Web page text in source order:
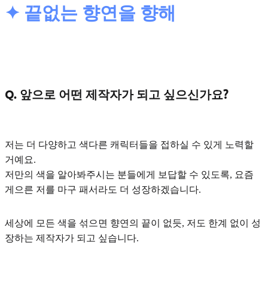
✦ 끝없는 향연을 향해
Q. 앞으로 어떤 제작자가 되고 싶으신가요?
저는 더 다양하고 색다른 캐릭터 들을 접하실 수 있게 노력할
거예요.
저만의 색을 알아봐주시는 분들에게 보답할 수 있도록, 요즘
게으른 저를 마구 패서라도 더 성장하겠습니다.
세상에 모든 색을 섞으면 향연의 끝이 없듯, 저도 한계 없이 성
장하는 제작자가 되고 싶습니다.